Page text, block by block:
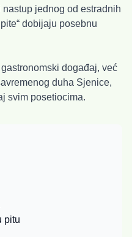
jednog od estradnih
dobijaju posebnu
događaj, već
duha Sjenice,
svim posetiocima.
pitu